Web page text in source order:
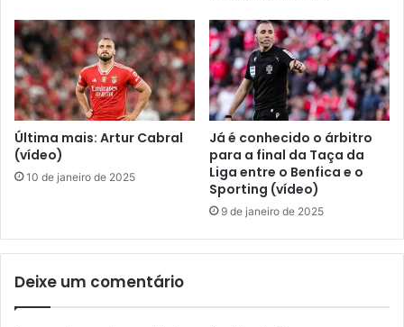
Última mais: Artur Cabral
(vídeo)
10 de janeiro de 2025
Já é conhecido o árbitro
para a final da Taça da
Liga entre o Benfica e o
Sporting (vídeo)
9 de janeiro de 2025
Deixe um comentário